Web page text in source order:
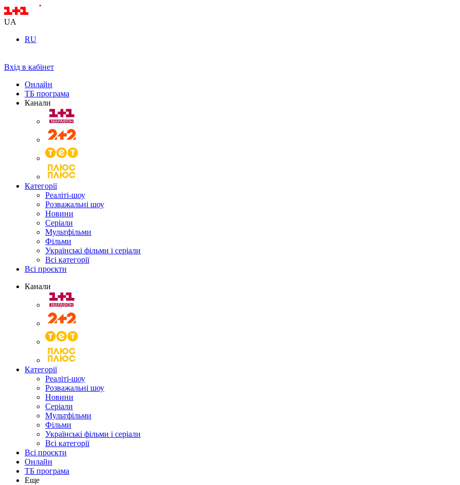
UA
RU
Вхід в кабінет
Онлайн
ТБ програма
Канали
Категорії
Реаліті-шоу
Розважальні шоу
Новини
Серіали
Мультфільми
Фільми
Українські фільми і серіали
Всі категорії
Всі проєкти
Канали
Категорії
Реаліті-шоу
Розважальні шоу
Новини
Серіали
Мультфільми
Фільми
Українські фільми і серіали
Всі категорії
Всі проєкти
Онлайн
ТБ програма
Еще